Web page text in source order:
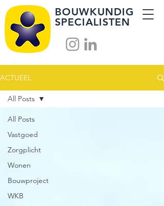
BOUWKUNDIG
SPECIALISTEN
ACTUEEL
All Posts
Vastgoed
Zorgplicht
Wonen
Bouwproject
WKB
All Posts